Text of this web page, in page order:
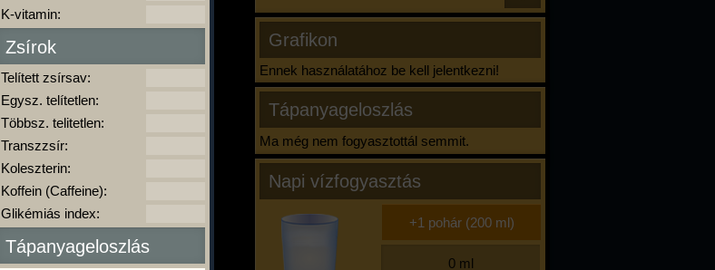
Grafikon
Ennek használatához be kell jelentkezni!
Tápanyageloszlás
Ma még nem fogyasztottál semmit.
Napi vízfogyasztás
K-vitamin:
Zsírok
Telített zsírsav:
Egysz. telítetlen:
Többsz. telitetlen:
Transzzsír:
Koleszterin:
Koffein (Caffeine):
Glikémiás index:
Tápanyageloszlás